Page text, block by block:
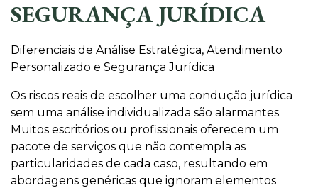
SEGURANÇA JURÍDICA
Diferenciais de Análise Estratégica, Atendimento
Personalizado e Segurança Jurídica
Os riscos reais de escolher uma condução jurídica
sem uma análise individualizada são alarmantes.
Muitos escritórios ou profissionais oferecem um
pacote de serviços que não contempla as
particularidades de cada caso, resultando em
abordagens genéricas que ignoram elementos